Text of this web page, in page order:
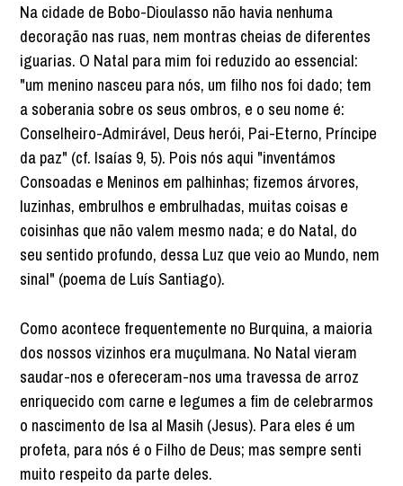
Na cidade de Bobo-Dioulasso não havia nenhuma
decoração nas ruas, nem montras cheias de diferentes
iguarias. O Natal para mim foi reduzido ao essencial:
"um menino nasceu para nós, um filho nos foi dado; tem
a soberania sobre os seus ombros, e o seu nome é:
Conselheiro-Admirável, Deus herói, Pai-Eterno, Príncipe
da paz" (cf. Isaías 9, 5). Pois nós aqui "inventámos
Consoadas e Meninos em palhinhas; fizemos árvores,
luzinhas, embrulhos e embrulhadas, muitas coisas e
coisinhas que não valem mesmo nada; e do Natal, do
seu sentido profundo, dessa Luz que veio ao Mundo, nem
sinal" (poema de Luís Santiago).
Como acontece frequentemente no Burquina, a maioria
dos nossos vizinhos era muçulmana. No Natal vieram
saudar-nos e ofereceram-nos uma travessa de arroz
enriquecido com carne e legumes a fim de celebrarmos
o nascimento de Isa al Masih (Jesus). Para eles é um
profeta, para nós é o Filho de Deus; mas sempre senti
muito respeito da parte deles.